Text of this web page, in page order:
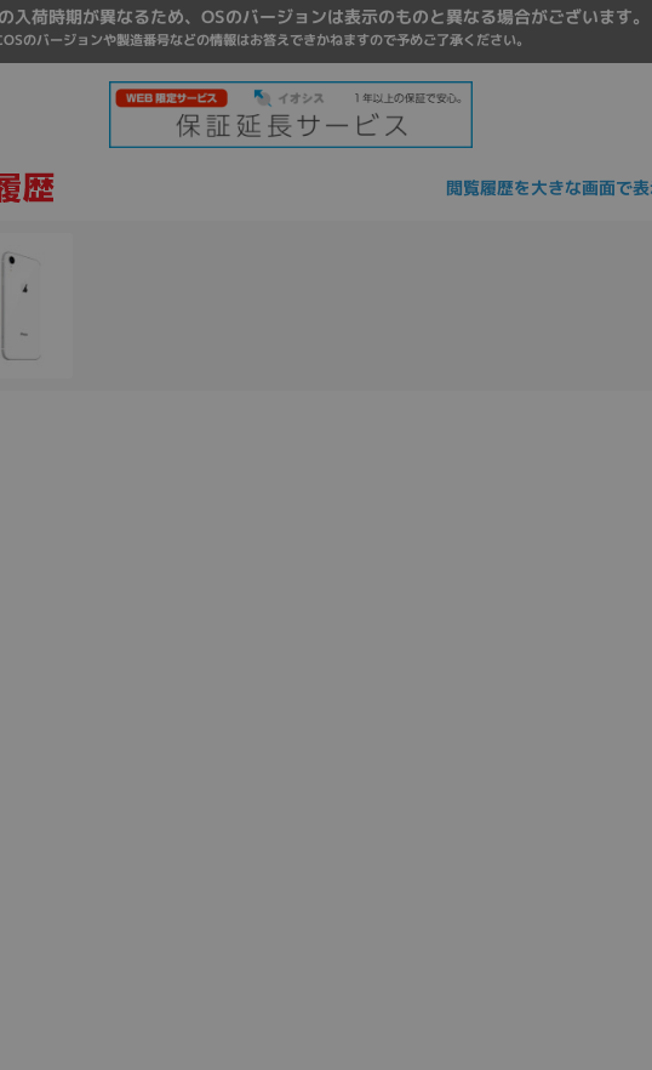
入荷時期が異なるため、OSのバージョンは表示のものと異なる場合がございます。
のバージョンや製造番号などの情報はお答えできかねますので予めご了承ください。
閲覧履歴を大きな画面で
その他
~
モニタサイズ
~